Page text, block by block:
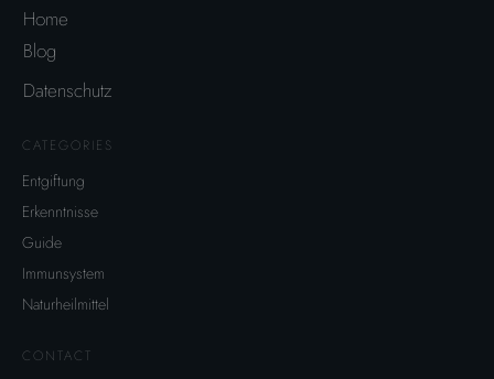
Home
Blog
Datenschutz
CATEGORIES
Entgiftung
Erkenntnisse
Guide
Immunsystem
Naturheilmittel
CONTACT